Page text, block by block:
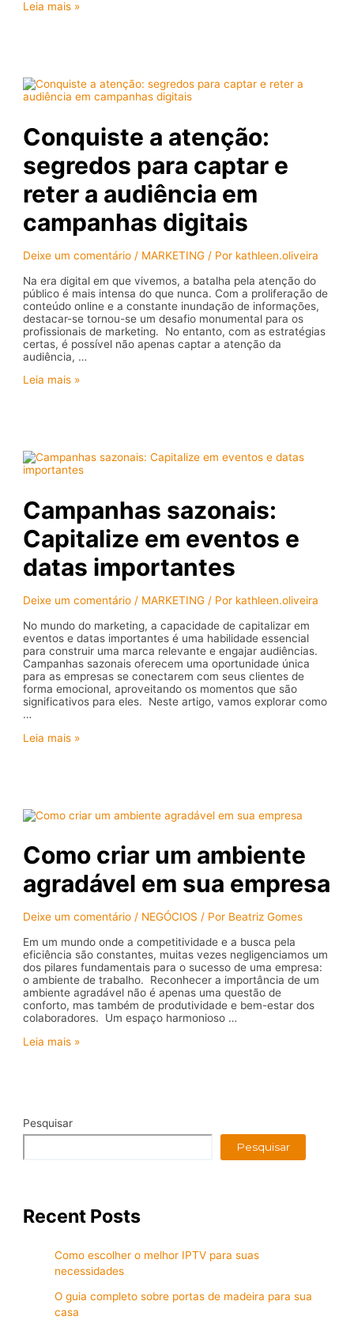
Desenvolva
Leia mais »
Conquiste a atenção:
segredos para captar e
reter a audiência em
campanhas digitais
Deixe um comentário / MARKETING / Por kathleen.oliveira
Na era digital em que vivemos, a batalha pela atenção do
público é mais intensa do que nunca. Com a proliferação de
conteúdo online e a constante inundação de informações,
destacar-se tornou-se um desafio monumental para os
profissionais de marketing. No entanto, com as estratégias
certas, é possível não apenas captar a atenção da
audiência, …
Conquiste
e
reter
em
campanhas
digitais
Leia mais »
Campanhas sazonais:
Capitalize em eventos e
datas importantes
Deixe um comentário / MARKETING / Por kathleen.oliveira
No mundo do marketing, a capacidade de capitalizar em
eventos e datas importantes é uma habilidade essencial
para construir uma marca relevante e engajar audiências.
Campanhas sazonais oferecem uma oportunidade única
para as empresas se conectarem com seus clientes de
forma emocional, aproveitando os momentos que são
significativos para eles. Neste artigo, vamos explorar como
…
Campanhas
datas
importantes
Leia mais »
Como criar um ambiente
agradável em sua empresa
Deixe um comentário / NEGÓCIOS / Por Beatriz Gomes
Em um mundo onde a competitividade e a busca pela
eficiência são constantes, muitas vezes negligenciamos um
dos pilares fundamentais para o sucesso de uma empresa:
o ambiente de trabalho. Reconhecer a importância de um
ambiente agradável não é apenas uma questão de
conforto, mas também de produtividade e bem-estar dos
colaboradores. Um espaço harmonioso …
Como
sua
empresa
Leia mais »
Pesquisar
Pesquisar
Recent Posts
Como escolher o melhor IPTV para suas
necessidades
O guia completo sobre portas de madeira para sua
casa